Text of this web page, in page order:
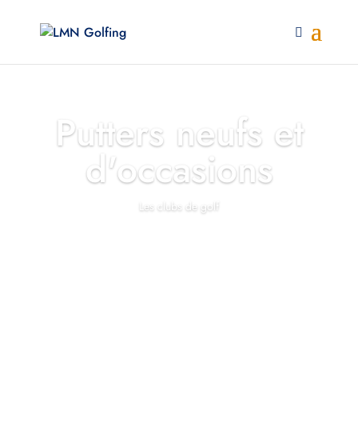
Putters neufs et
d'occasions
Les clubs de golf